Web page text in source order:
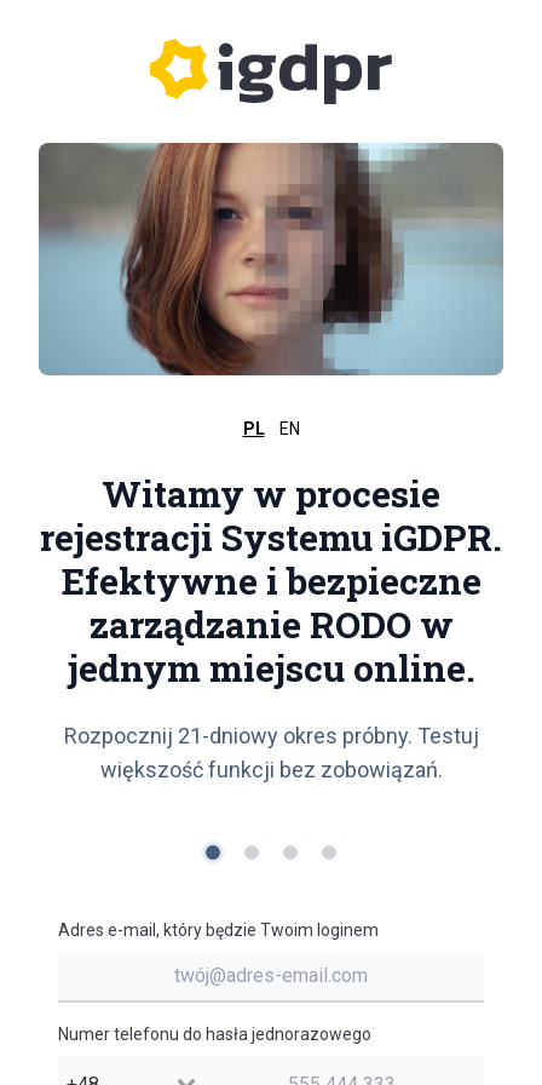
PL EN
Witamy w procesie
rejestracji Systemu iGDPR.
Efektywne i bezpieczne
zarządzanie RODO w
jednym miejscu online.
Rozpocznij 21-dniowy okres próbny. Testuj
większość funkcji bez zobowiązań.
Adres e-mail, który będzie Twoim loginem
Numer telefonu do hasła jednorazowego